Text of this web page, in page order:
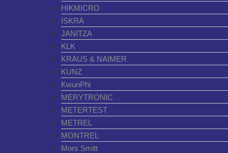
HIKMICRO
ISKRA
JANITZA
KLK
KRAUS & NAIMER
KUNZ
KwunPhi
MERYTRONIC
METERTEST
METREL
MONTREL
Mors Smitt